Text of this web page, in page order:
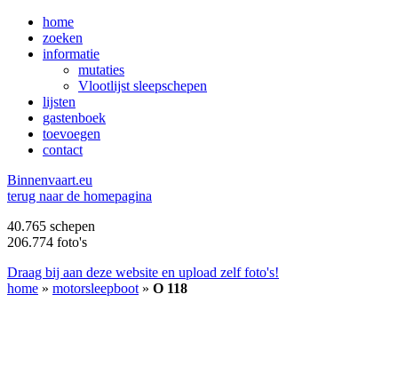
home
zoeken
informatie
mutaties
Vlootlijst sleepschepen
lijsten
gastenboek
toevoegen
contact
Binnenvaart.eu
terug naar de homepagina
40.765 schepen
206.774 foto's
Draag bij aan deze website en upload zelf foto's!
home » motorsleepboot » O 118